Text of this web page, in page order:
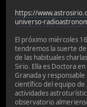
https://
universo-
El próximo miércoles
tendremos la suerte
de las habituales
Sirio. Ella es Doctora
Granada y
científico del equipo
actividades
observatorio